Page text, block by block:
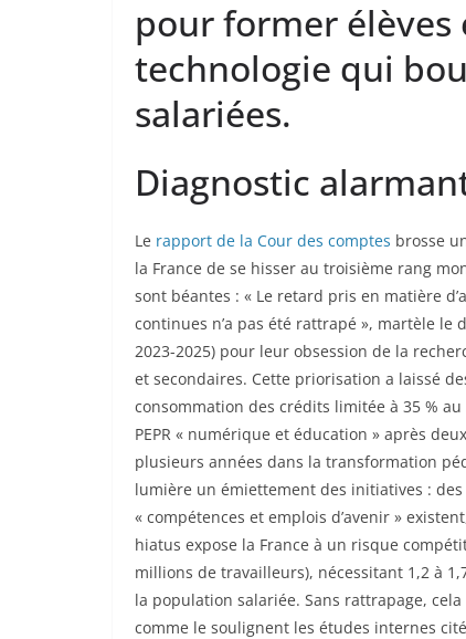
pour former élèves
technologie qui
salariées.
Diagnostic
Le rapport de la Cour des comptes brosse
la France de se hisser au troisième rang
sont béantes : « Le retard pris en matière
continues n’a pas été rattrapé », martèle
2023-2025) pour leur obsession de la
et secondaires. Cette priorisation a laissé
consommation des crédits limitée à 35 %
PEPR « numérique et éducation » après
plusieurs années dans la transformation
lumière un émiettement des initiatives :
« compétences et emplois d’avenir »
hiatus expose la France à un risque
millions de travailleurs), nécessitant 1,2 à
la population salariée. Sans rattrapage,
comme le soulignent les études internes